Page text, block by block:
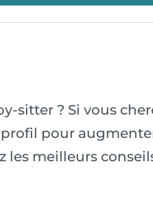
sitter ? Si vous
pour
les meilleurs